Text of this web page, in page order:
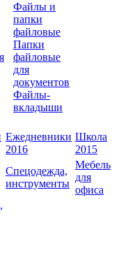
Файлы и
папки
файловые
Папки
файловые
для
документов
Файлы-
вкладыши
Ежедневники
2016
Школа
2015
Спецодежда,
инструменты
Мебель
для
офиса